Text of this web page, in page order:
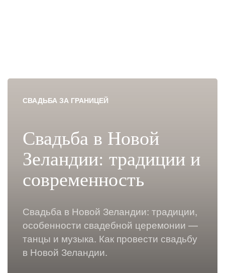
СВАДЬБА ЗА ГРАНИЦЕЙ
Свадьба в Новой
Зеландии: традиции и
современность
Свадьба в Новой Зеландии: традиции,
особенности свадебной церемонии —
танцы и музыка. Как провести свадьбу
в Новой Зеландии.